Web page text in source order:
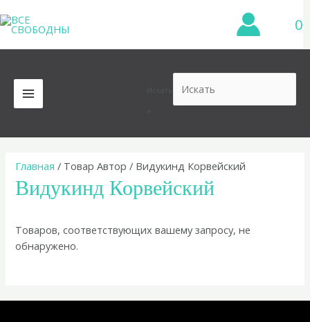
к
содержимому
0
MAIN
MENU
Главная / Товар Автор / Видукинд Корвейский
Видукинд Корвейский
Товаров, соответствующих вашему запросу, не
обнаружено.